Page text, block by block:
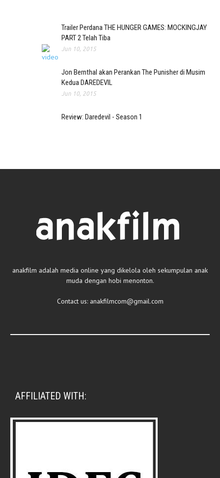
Trailer Perdana THE HUNGER GAMES: MOCKINGJAY
PART 2 Telah Tiba
Jun 10, 2015
Jon Bernthal akan Perankan The Punisher di Musim
Kedua DAREDEVIL
Jun 10, 2015
Review: Daredevil - Season 1
anakfilm adalah media online yang dikelola oleh sekumpulan anak
muda dengan hobi menonton.
Contact us: anakfilmcom@gmail.com
AFFILIATED WITH: